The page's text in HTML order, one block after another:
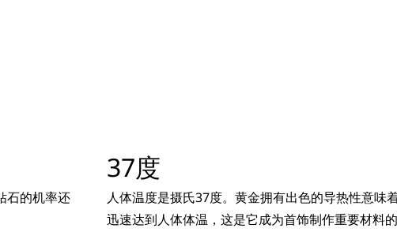
石的机率还
37度
人体温度是摄氏37度。黄金拥有出色的导热性意味
迅速达到人体体温，这是它成为首饰制作重要材料